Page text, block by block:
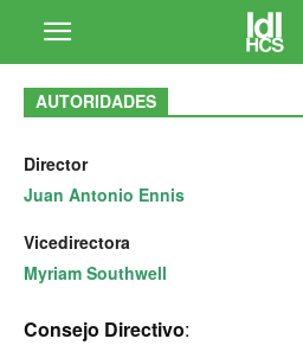
AUTORIDADES
Director
Juan Antonio Ennis
Vicedirectora
Myriam Southwell
Consejo Directivo: